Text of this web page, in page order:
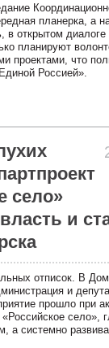
планерка, а
открытом диалоге
планируют
проектами, что
Россией».
село»
и
отписок. В
и
прошло при
село»,
а системно